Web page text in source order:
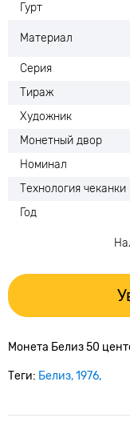
Гурт
Материал
Серия
Тираж
Художник
Монетный двор
Номинал
Технология чеканки
Год
Монета Белиз 50
Теги: Белиз 1976